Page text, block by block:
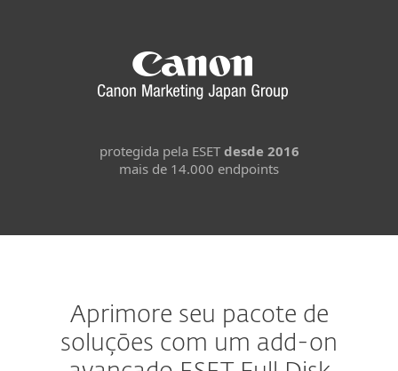
protegida pela ESET desde 2016
mais de 14.000 endpoints
Aprimore seu pacote de
soluções com um add-on